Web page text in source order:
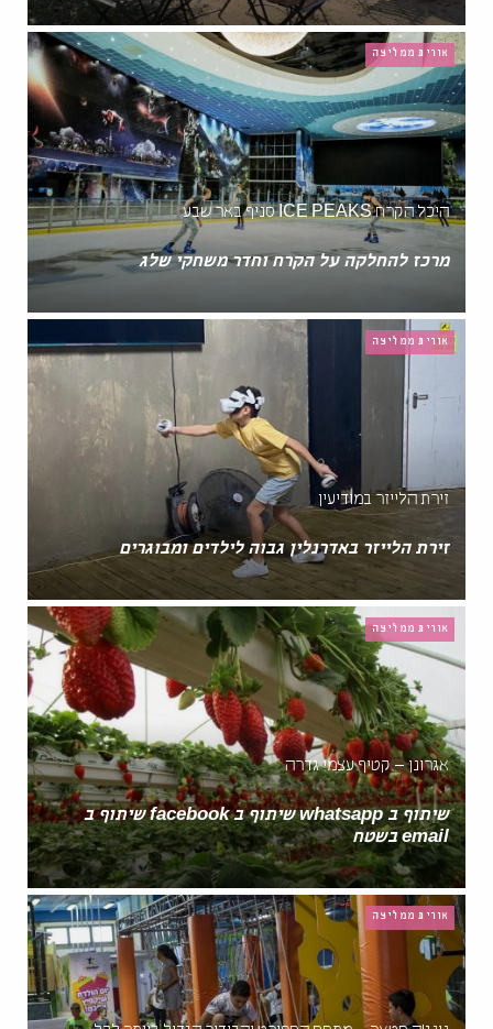
אורית ממליצה
היכל הקרח ICE PEAKS סניף באר שבע
מרכז להחלקה על הקרח וחדר משחקי שלג
אורית ממליצה
זירת הלייזר במודיעין
זירת הלייזר באדרנלין גבוה לילדים ומבוגרים
אורית ממליצה
אגרונן – קטיף עצמי גדרה
שיתוף ב whatsapp שיתוף ב facebook שיתוף ב
email בשטח
אורית ממליצה